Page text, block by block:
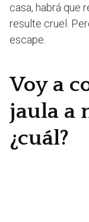
casa, habrá que
resulte cruel.
escape.
Voy a
jaula a
¿cuál?